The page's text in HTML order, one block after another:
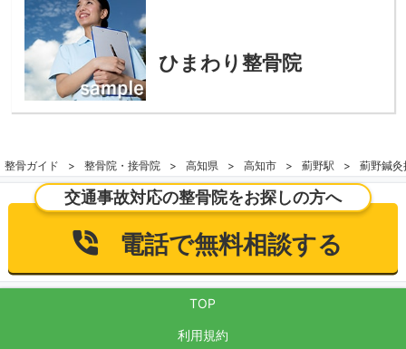
ひまわり整骨院
整骨ガイド 整骨院・接骨院 高知県 高知市 薊野駅 薊野鍼灸
交通事故対応の整骨院をお探しの方へ
電話で無料相談する
TOP
利用規約